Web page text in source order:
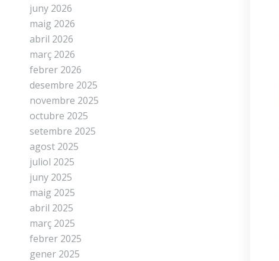
juny 2026
maig 2026
abril 2026
març 2026
febrer 2026
desembre 2025
novembre 2025
octubre 2025
setembre 2025
agost 2025
juliol 2025
juny 2025
maig 2025
abril 2025
març 2025
febrer 2025
gener 2025